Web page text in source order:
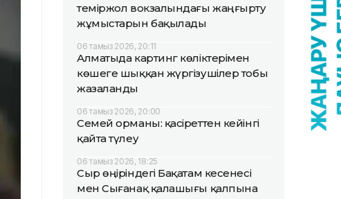
теміржол вокзалындағы жаңғырту
жұмыстарын бақылады
06 тамыз 2026, 20:11
Алматыда картинг көліктерімен
көшеге шыққан жүргізушілер тобы
жазаланды
06 тамыз 2026, 20:00
Семей орманы: қасіреттен кейінгі
қайта түлеу
06 тамыз 2026, 18:25
Сыр өңіріндегі Бақатам кесенесі
мен Сығанақ қалашығы қалпына